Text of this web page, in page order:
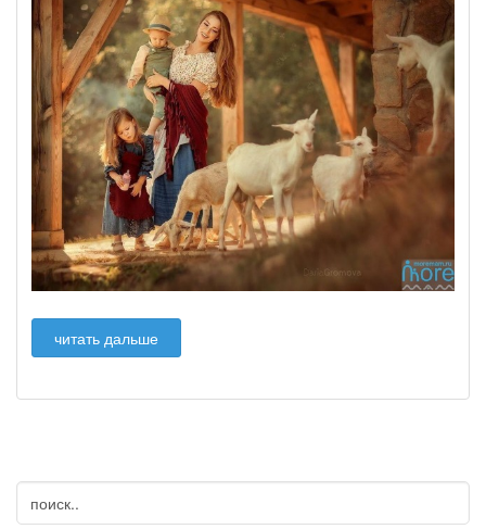
читать дальше